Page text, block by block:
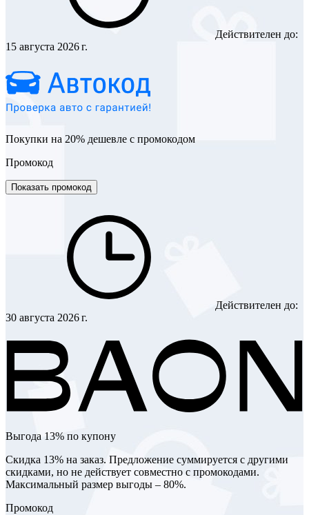
Действителен до:
15 августа 2026 г.
Покупки на 20% дешевле с промокодом
Промокод
Показать промокод
Действителен до:
30 августа 2026 г.
Выгода 13% по купону
Скидка 13% на заказ. Предложение суммируется с другими
скидками, но не действует совместно с промокодами.
Максимальный размер выгоды – 80%.
Промокод